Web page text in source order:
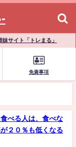
妹サイト「トレまる」
免責事項
べる人は、食べな
２０％も低くなる